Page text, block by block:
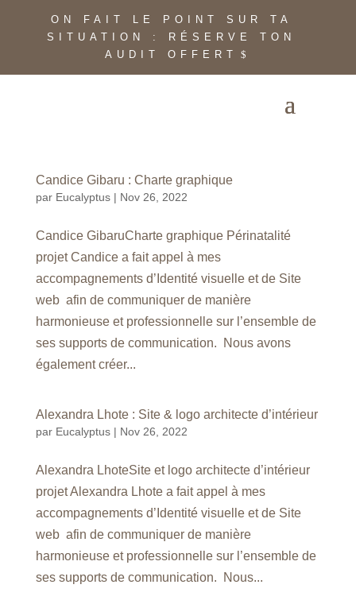
ON FAIT LE POINT SUR TA
SITUATION : RÉSERVE TON
AUDIT OFFERT
Candice Gibaru : Charte graphique
par Eucalyptus| Nov 26, 2022
Candice GibaruCharte graphique Périnatalité
projet Candice a fait appel à mes
accompagnements d’Identité visuelle et de Site
web afin de communiquer de manière
harmonieuse et professionnelle sur l’ensemble de
ses supports de communication. Nous avons
également créer...
Alexandra Lhote : Site & logo architecte d’intérieur
par Eucalyptus| Nov 26, 2022
Alexandra LhoteSite et logo architecte d’intérieur
projet Alexandra Lhote a fait appel à mes
accompagnements d’Identité visuelle et de Site
web afin de communiquer de manière
harmonieuse et professionnelle sur l’ensemble de
ses supports de communication. Nous...